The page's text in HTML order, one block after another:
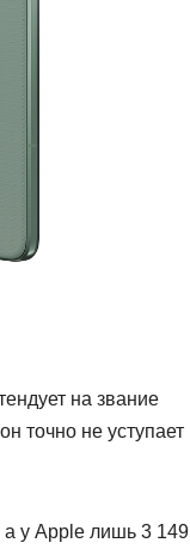
на звание
точно не уступает
а у Apple лишь 3 149